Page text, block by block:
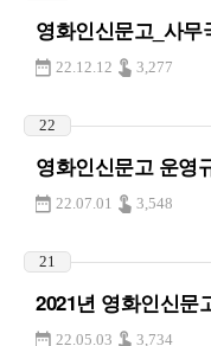
영화인신문고_사
22.12.12 3,277
22
영화인신문고 운영
22.07.01 3,548
21
2021년 영화인신문
22.05.03 3,734